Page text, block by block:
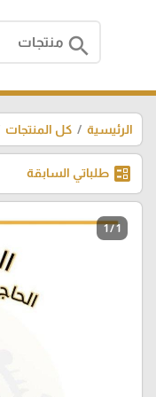
search
الرئيسية كل المنتجات
ballot طلباتي السابقة
1 / 1